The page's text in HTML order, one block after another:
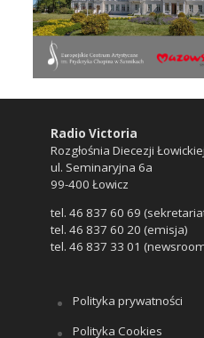
Radio Victoria
Rozgłośnia Diecezji Łowickiej
ul. Seminaryjna 6a
99-400 Łowicz
tel. 46 837 60 69
tel. 46 837 60 20 (emisja)
tel. 46 837 33 01
Polityka prywatności
Polityka Cookies